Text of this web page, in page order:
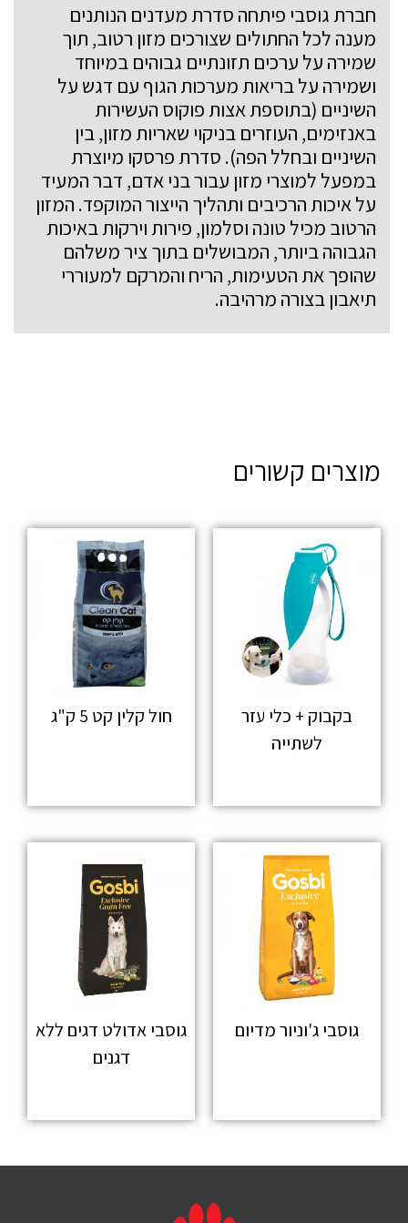
חברת גוסבי פיתחה סדרת מעדנים הנותנים
מענה לכל החתולים שצורכים מזון רטוב, תוך
שמירה על ערכים תזונתיים גבוהים במיוחד
ושמירה על בריאות מערכות הגוף עם דגש על
השיניים (בתוספת אצות פוקוס העשירות
באנזימים, העוזרים בניקוי שאריות מזון, בין
השיניים ובחלל הפה). סדרת פרסקו מיוצרת
במפעל למוצרי מזון עבור בני אדם, דבר המעיד
על איכות הרכיבים ותהליך הייצור המוקפד. המזון
הרטוב מכיל טונה וסלמון, פירות וירקות באיכות
הגבוהה ביותר, המבושלים בתוך ציר משלהם
שהופך את הטעימות, הריח והמרקם למעוררי
תיאבון בצורה מרהיבה.
מוצרים קשורים
בקבוק + כלי עזר
לשתייה
חול קלין קט 5 ק"ג
גוסבי ג'וניור מדיום
גוסבי אדולט דגים ללא
דגנים